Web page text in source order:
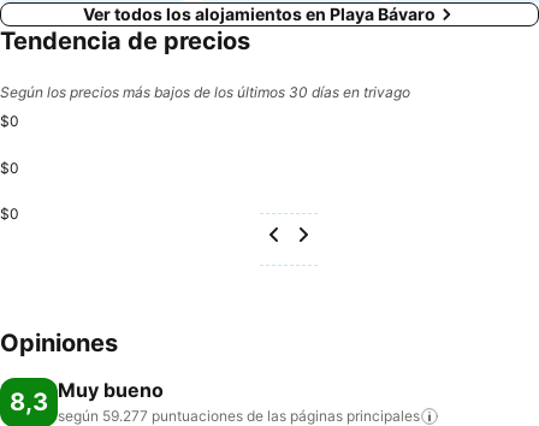
Ver todos los alojamientos en Playa Bávaro
Tendencia de precios
Según los precios más bajos de los últimos 30 días en trivago
$0
$0
$0
Opiniones
8,3 Muy bueno
según 59.277 puntuaciones de las páginas principales